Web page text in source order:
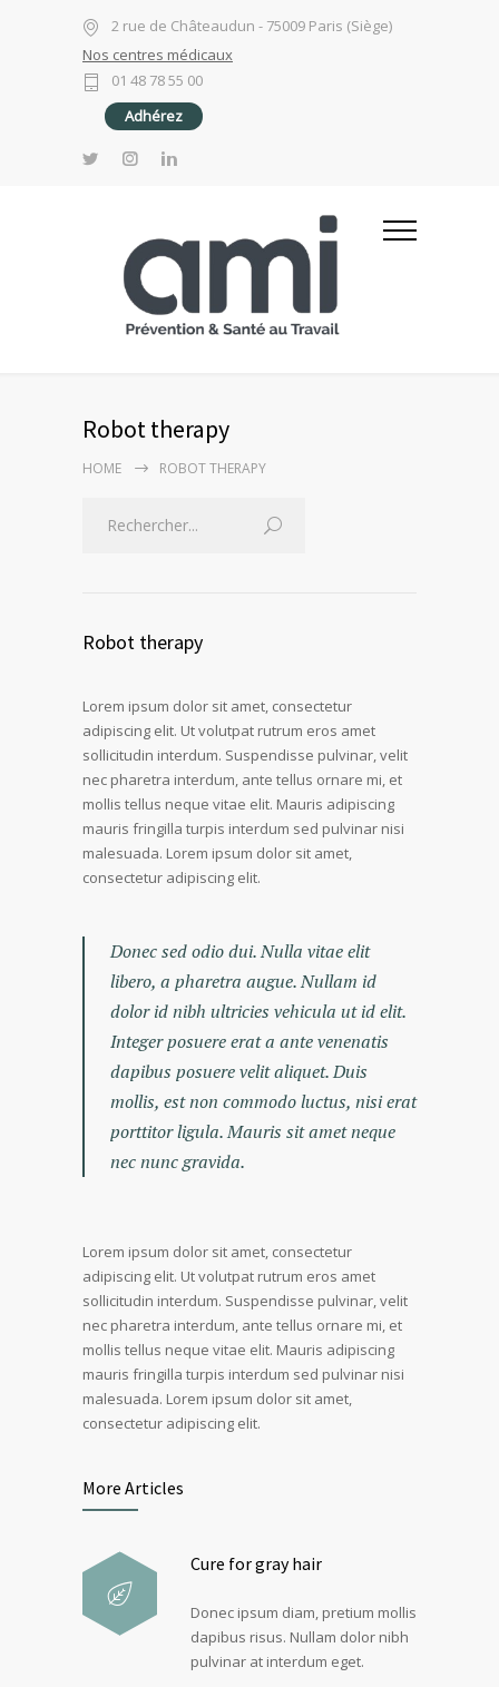
2 rue de Châteaudun - 75009 Paris (Siège)
Nos centres médicaux
01 48 78 55 00
Adhérez
Robot therapy
HOME ROBOT THERAPY
Robot therapy
Lorem ipsum dolor sit amet, consectetur
adipiscing elit. Ut volutpat rutrum eros amet
sollicitudin interdum. Suspendisse pulvinar, velit
nec pharetra interdum, ante tellus ornare mi, et
mollis tellus neque vitae elit. Mauris adipiscing
mauris fringilla turpis interdum sed pulvinar nisi
malesuada. Lorem ipsum dolor sit amet,
consectetur adipiscing elit.
Donec sed odio dui. Nulla vitae elit
libero, a pharetra augue. Nullam id
dolor id nibh ultricies vehicula ut id elit.
Integer posuere erat a ante venenatis
dapibus posuere velit aliquet. Duis
mollis, est non commodo luctus, nisi erat
porttitor ligula. Mauris sit amet neque
nec nunc gravida.
Lorem ipsum dolor sit amet, consectetur
adipiscing elit. Ut volutpat rutrum eros amet
sollicitudin interdum. Suspendisse pulvinar, velit
nec pharetra interdum, ante tellus ornare mi, et
mollis tellus neque vitae elit. Mauris adipiscing
mauris fringilla turpis interdum sed pulvinar nisi
malesuada. Lorem ipsum dolor sit amet,
consectetur adipiscing elit.
More Articles
Cure for gray hair
Donec ipsum diam, pretium mollis
dapibus risus. Nullam dolor nibh
pulvinar at interdum eget.